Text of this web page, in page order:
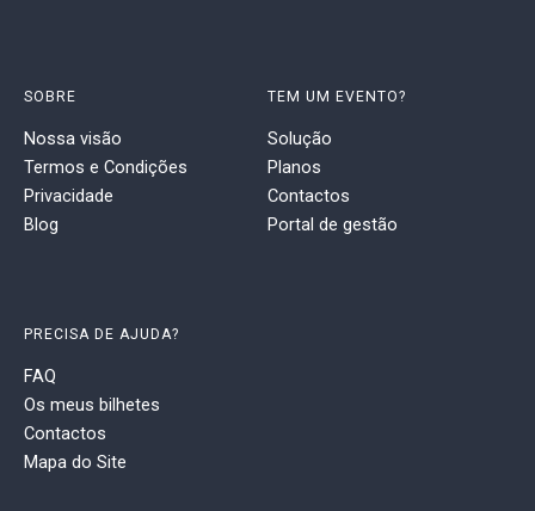
SOBRE
Nossa visão
Termos e Condições
Privacidade
Blog
TEM UM EVENTO?
Solução
Planos
Contactos
Portal de gestão
PRECISA DE AJUDA?
FAQ
Os meus bilhetes
Contactos
Mapa do Site